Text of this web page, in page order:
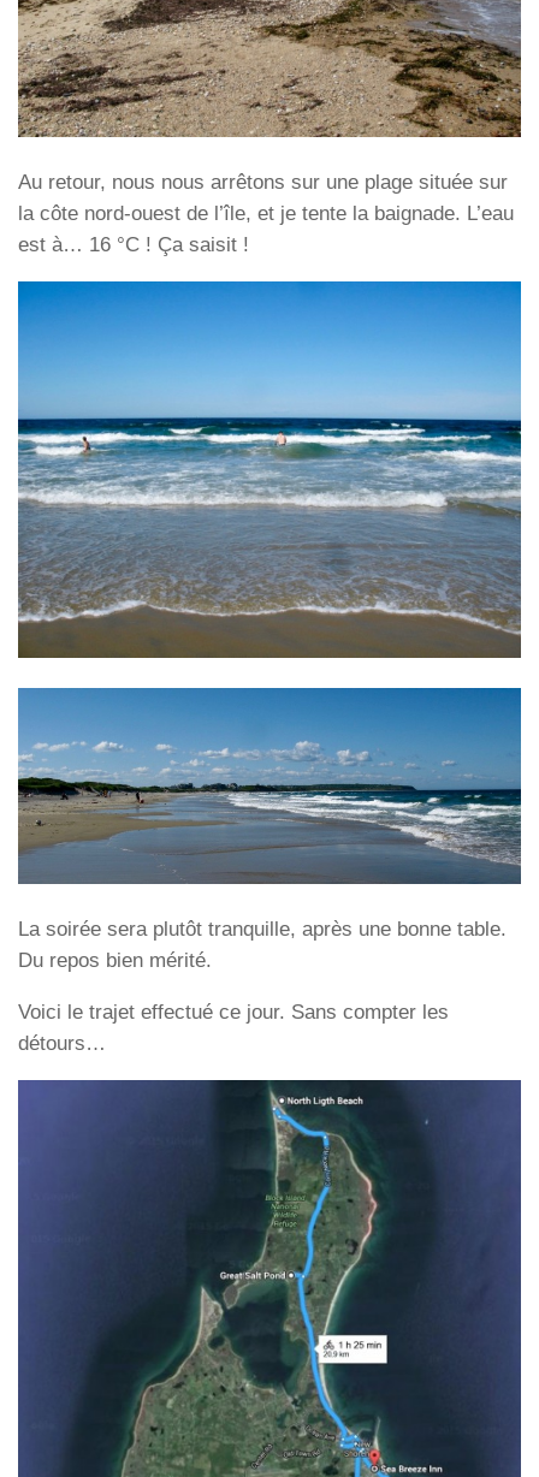
Au retour, nous nous arrêtons sur une plage située sur
la côte nord-ouest de l’île, et je tente la baignade. L’eau
est à… 16 °C ! Ça saisit !
La soirée sera plutôt tranquille, après une bonne table.
Du repos bien mérité.
Voici le trajet effectué ce jour. Sans compter les
détours…